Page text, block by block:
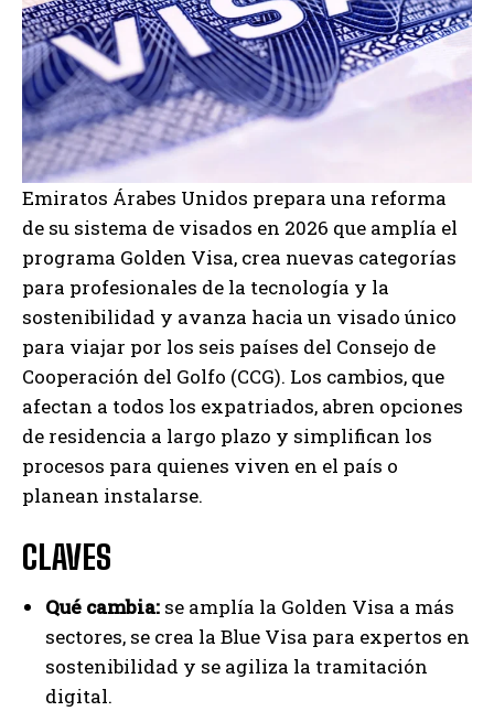
Emiratos Árabes Unidos prepara una reforma
de su sistema de visados en 2026 que amplía el
programa Golden Visa, crea nuevas categorías
para profesionales de la tecnología y la
sostenibilidad y avanza hacia un visado único
para viajar por los seis países del Consejo de
Cooperación del Golfo (CCG). Los cambios, que
afectan a todos los expatriados, abren opciones
de residencia a largo plazo y simplifican los
procesos para quienes viven en el país o
planean instalarse.
CLAVES
Qué cambia: se amplía la Golden Visa a más
sectores, se crea la Blue Visa para expertos en
sostenibilidad y se agiliza la tramitación
digital.